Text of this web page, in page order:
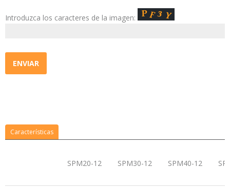
Introduzca los caracteres de la imagen:
Características
SPM20-12 SPM30-12 SPM40-12